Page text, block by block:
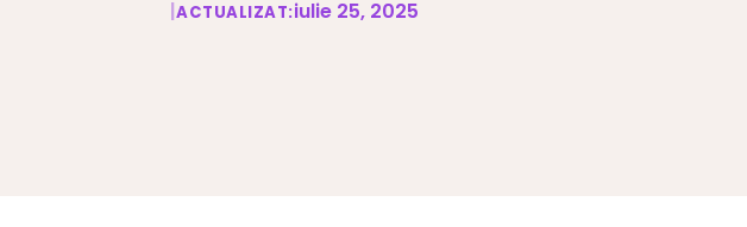
|ACTUALIZAT:iulie 25, 2025